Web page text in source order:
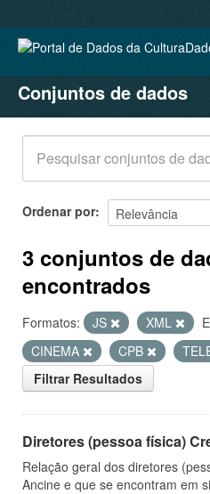
CONJUNTOS DE DADOS
ORGANIZAÇÕES
GRUPOS
SOBRE
Conjuntos de dados
Ordenar por
3 conjuntos de
encontrados
Formatos: JS XML
CINEMA
CPB
Filtrar Resultados
Diretores (pessoa física)
Relação geral dos diretores
Ancine e que se encontram em